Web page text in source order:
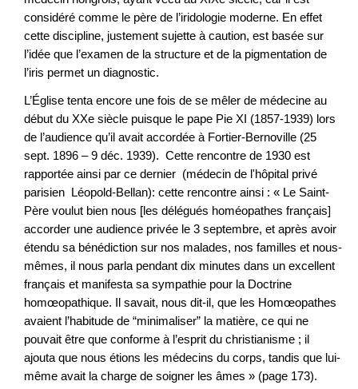
considéré comme le père de l’iridologie moderne. En effet
cette discipline, justement sujette à caution, est basée sur
l’idée que l’examen de la structure et de la pigmentation de
l’iris permet un diagnostic.
L’Église tenta encore une fois de se mêler de médecine au
début du XXe siècle puisque le pape Pie XI (1857-1939) lors
de l’audience qu’il avait accordée à Fortier-Bernoville (25
sept. 1896 – 9 déc. 1939). Cette rencontre de 1930 est
rapportée ainsi par ce dernier (médecin de l'hôpital privé
parisien Léopold-Bellan): cette rencontre ainsi : « Le Saint-
Père voulut bien nous [les délégués homéopathes français]
accorder une audience privée le 3 septembre, et après avoir
étendu sa bénédiction sur nos malades, nos familles et nous-
mêmes, il nous parla pendant dix minutes dans un excellent
français et manifesta sa sympathie pour la Doctrine
homœopathique. Il savait, nous dit-il, que les Homœopathes
avaient l’habitude de “minimaliser” la matière, ce qui ne
pouvait être que conforme à l’esprit du christianisme ; il
ajouta que nous étions les médecins du corps, tandis que lui-
même avait la charge de soigner les âmes » (page 173).